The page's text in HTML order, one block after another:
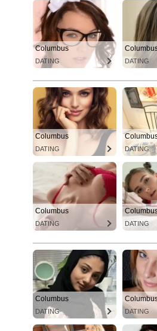
Columbus
DATING DATING
Columbus
DATING DATING
Columbus
DATING DATING
Columbus
DATING DATING